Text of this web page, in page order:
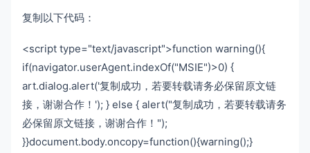
复制以下代码：
<script type="text/javascript">function warning(){
if(navigator.userAgent.indexOf("MSIE")>0) {
art.dialog.alert('复制成功，若要转载请务必保留原文链
接，谢谢合作！'); } else { alert("复制成功，若要转载请务
必保留原文链接，谢谢合作！");
}}document.body.oncopy=function(){warning();}